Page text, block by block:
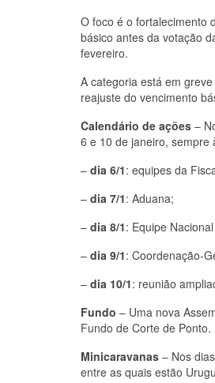
O foco é o fortalecimento
básico antes da votação
fevereiro.
A categoria está em
reajuste do vencimento
Calendário de ações –
6 e 10 de janeiro, sempre
– dia 6/1: equipes da
– dia 7/1: Aduana;
– dia 8/1: Equipe
– dia 9/1: Coordenação-
– dia 10/1: reunião
Fundo – Uma nova
Fundo de Corte de Ponto.
Minicaravanas – Nos
entre as quais estão